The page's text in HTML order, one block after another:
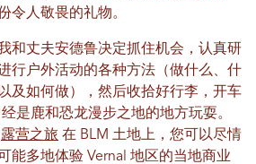
令人敬畏的礼物。
和丈夫安德鲁决定抓住机会，认真研
行户外活动的各种方法（做什么、什
及如何做），然后收拾好行李，开车
是鹿和恐龙漫步之地的地方玩耍。
露营之旅 在 BLM 土地上，您可以尽情
能多地体验 Vernal 地区的当地商业